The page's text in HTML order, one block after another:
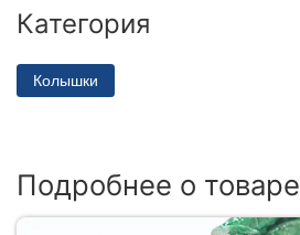
Категория
Колышки
Подробнее о товаре